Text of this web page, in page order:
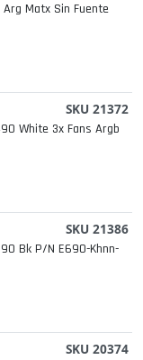
Arg Matx Sin Fuente
SKU 21372
White 3x Fans Argb
SKU 21386
Bk P/n E690-Khnn-
SKU 20374